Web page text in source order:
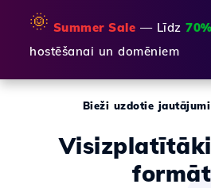
🌞 Summer Sale — Līdz
hostēšanai un domēniem
Bieži uzdotie jautājumi